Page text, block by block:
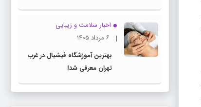
اخبار سلامت و زیبایی
۶ مرداد ۱۴۰۵
بهترین آموزشگاه فیشیال در غرب
تهران معرفی شد!